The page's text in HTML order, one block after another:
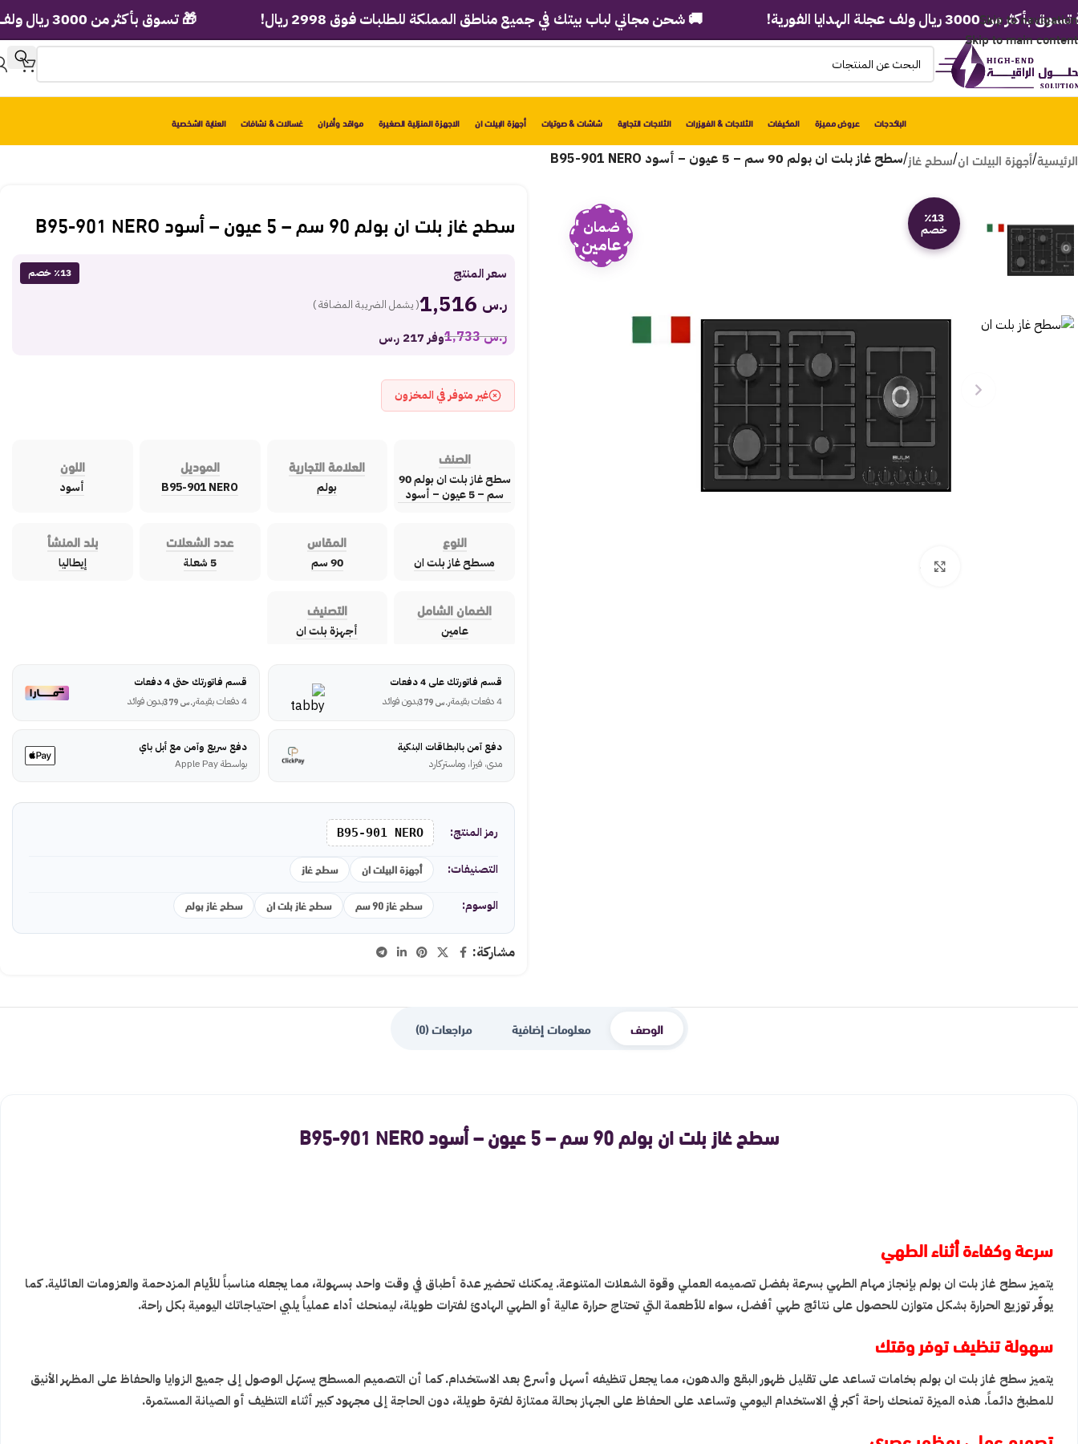
Skip to navigation
Skip to main content
الباكدجات عروض مميزة المكيفات الثلاجات & الفريزرات الثلاجات التجارية شاشات & صوتيات أجهزة البيلت ان الاجهزة المنزلية الصغيرة مواقد وأفران غسالات & نشافات العناية الشخصية
الرئيسية/أجهزة البيلت ان/سطح غاز/سطح غاز بلت ان بولم 90 سم – 5 عيون – أسود B95-901 NERO
٪13
خصم ضمان
عامين
سطح غاز بلت ان بولم 90 سم – 5 عيون – أسود B95-901 NERO
سعر المنتج ٪13 خصم
ر.س ( يشمل الضريبة المضافة )
ر.س1,733 وفر 217 ر.س
غير متوفر في المخزون
الصنف
سطح غاز بلت ان بولم 90
سم – 5 عيون – أسود
العلامة التجارية
بولم
الموديل
B95-901 NERO
اللون
أسود
النوع
مسطح غاز بلت ان
المقاس
90 سم
عدد الشعلات
5 شعلة
بلد المنشأ
إيطاليا
الضمان الشامل
عامين
التصنيف
أجهزة بلت ان
قسم فاتورتك على 4 دفعات
4 دفعات بقيمة
ر.س بدون فوائد
قسم فاتورتك حتى 4 دفعات
4 دفعات بقيمة
ر.س 379 بدون فوائد
دفع آمن بالبطاقات البنكية
مدى، فيزا، وماستركارد
دفع سريع وآمن مع أبل باي
بواسطة Apple Pay
رمز المنتج: B95-901 NERO
التصنيفات: أجهزة البيلت ان سطح غاز
الوسوم: سطح غاز 90 سم سطح غاز بلت ان سطح غاز بولم
مشاركة:
الوصف معلومات إضافية مراجعات (0)
سطح غاز بلت ان بولم 90 سم – 5 عيون – أسود B95-901 NERO
سرعة وكفاءة أثناء الطهي
يتميز سطح غاز بلت ان بولم بإنجاز مهام الطهي بسرعة بفضل تصميمه العملي وقوة الشعلات المتنوعة. يمكنك تحضير عدة أطباق في وقت واحد بسهولة، مما يجعله مناسباً للأيام المزدحمة والعزومات العائلية. كما
يوفّر توزيع الحرارة بشكل متوازن للحصول على نتائج طهي أفضل، سواء للأطعمة التي تحتاج حرارة عالية أو الطهي الهادئ لفترات طويلة، ليمنحك أداء عملياً يلبي احتياجاتك اليومية بكل راحة.
سهولة تنظيف توفر وقتك
يتميز سطح غاز بلت ان بولم بخامات تساعد على تقليل ظهور البقع والدهون، مما يجعل تنظيفه أسهل وأسرع بعد الاستخدام. كما أن التصميم المسطح يسهّل الوصول إلى جميع الزوايا والحفاظ على المظهر الأنيق
للمطبخ دائماً. هذه الميزة تمنحك راحة أكبر في الاستخدام اليومي وتساعد على الحفاظ على الجهاز بحالة ممتازة لفترة طويلة، دون الحاجة إلى مجهود كبير أثناء التنظيف أو الصيانة المستمرة.
🎁 تسوق بأكثر من 3000 ريال ولف عجلة الهدايا الفورية! ريال ولف عجلة الهدايا الفورية! 🚚 شحن مجاني لباب بيتك في جميع مناطق المملكة للطلبات فوق 2998 ريال!